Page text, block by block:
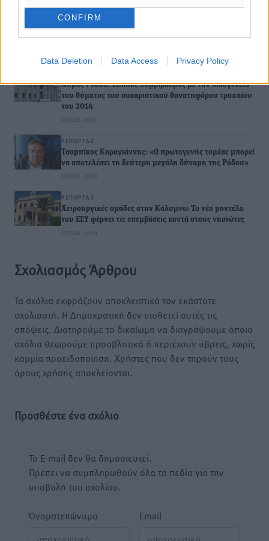
CONFIRM
Data Deletion Data Access Privacy Policy
Δήμος Ρόδου: Επήλθε συμβιβασμός με την οικογένεια
του θύματος του σοκαριστικού θανατηφόρου τροχαίου
του 2014
07.08.26 · 08:12
ΡΕΠΟΡΤΆΖ
Τσαμπίκος Καραγιάννης: «Ο πρωτογενής τομέας μπορεί
να αποτελέσει τη δεύτερη μεγάλη δύναμη της Ρόδου»
07.08.26 · 08:08
ΡΕΠΟΡΤΆΖ
Χειρουργικές ομάδες στην Κάλυμνο: Το νέο μοντέλο
του ΕΣΥ φέρνει τις επεμβάσεις κοντά στους νησιώτες
07.08.26 · 08:04
Σχολιασμός Άρθρου
Τα σχόλια εκφράζουν αποκλειστικά τον εκάστοτε
σχολιαστή. Η Δημοκρατική δεν υιοθετεί αυτές τις
απόψεις. Διατηρούμε το δικαίωμα να διαγράψουμε όποια
σχόλια θεωρούμε προσβλητικά ή περιέχουν ύβρεις, χωρίς
καμμία προειδοποίηση. Χρήστες που δεν τηρούν τους
όρους χρήσης αποκλείονται.
Προσθέστε ένα σχόλιο
Το E-mail δεν θα δημοσιευτεί.
Πρέπει να συμπληρωθούν όλα τα πεδία για την
υποβολή του σχολίου.
Όνοματεπώνυμο Email